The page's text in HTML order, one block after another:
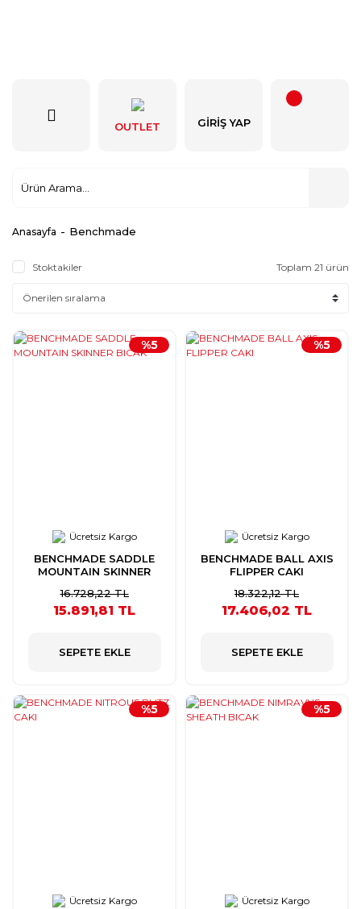
OUTLET GIRIŞ YAP
Anasayfa Benchmade
Stoktakiler Toplam 21 ürün
Ücretsiz Kargo
BENCHMADE SADDLE
MOUNTAIN SKINNER
%5
16.728,22 TL
15.891,81 TL
SEPETE EKLE
Ücretsiz Kargo
BENCHMADE BALL AXIS
FLIPPER CAKI
%5
18.322,12 TL
17.406,02 TL
SEPETE EKLE
Ücretsiz Kargo
%5
Ücretsiz Kargo
%5